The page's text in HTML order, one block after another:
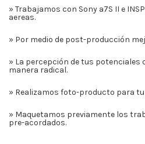
» Trabajamos con Sony a7S II e
aereas.
» Por medio de post-producción
» La percepción de tus potenciales
manera radical.
» Realizamos foto-producto para
» Maquetamos previamente los
pre-acordados.